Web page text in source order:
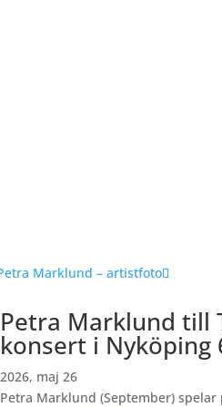
Petra Marklund till
konsert i Nyköping
2026, maj 26
Petra Marklund (September)